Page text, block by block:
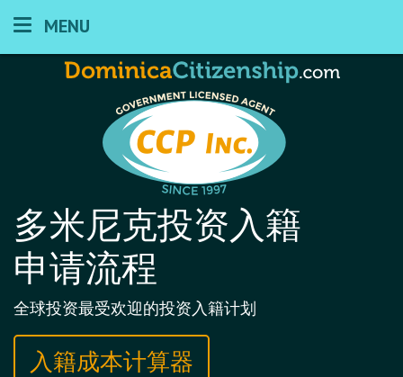
MENU
多米尼克投资入籍
申请流程
全球投资最受欢迎的投资入籍计划
入籍成本计算器